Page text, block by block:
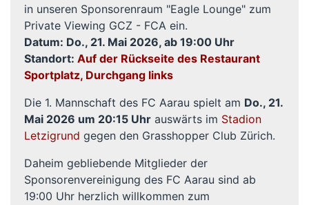
in unseren Sponsorenraum "Eagle Lounge" zum
Private Viewing GCZ - FCA ein.
Datum: Do., 21. Mai 2026, ab 19:00 Uhr
Standort: Auf der Rückseite des Restaurant
Sportplatz, Durchgang links
Die 1. Mannschaft des FC Aarau spielt am Do., 21.
Mai 2026 um 20:15 Uhr auswärts im Stadion
Letzigrund gegen den Grasshopper Club Zürich.
Daheim gebliebende Mitglieder der
Sponsorenvereinigung des FC Aarau sind ab
19:00 Uhr herzlich willkommen zum